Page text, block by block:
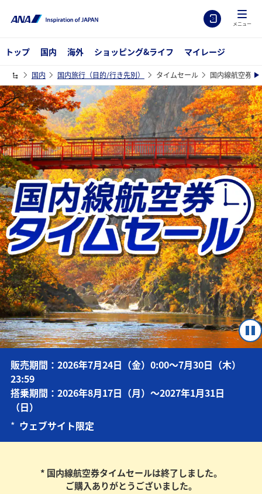
メニュー
トップ 国内 海外 ショッピング&ライフ マイレージ
国内 国内旅行（目的/行き先別） タイムセール 国内線航空券タ
販売期間：2026年7月24日（金）0:00～7月30日（木）
23:59
搭乗期間：2026年8月17日（月）～2027年1月31日
（日）
* ウェブサイト限定
* 国内線航空券タイムセールは終了しました。
ご購入ありがとうございました。